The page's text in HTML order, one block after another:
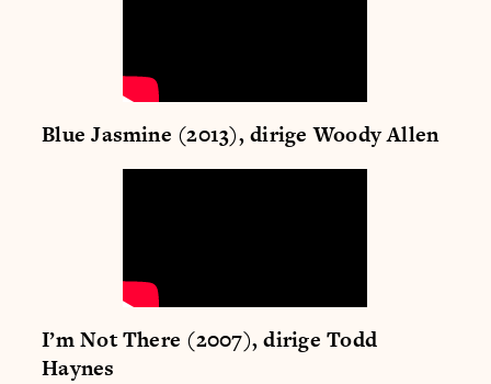
Blue Jasmine (2013), dirige Woody Allen
I’m Not There (2007), dirige Todd
Haynes